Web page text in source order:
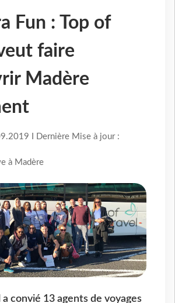
Fun : Top of
faire
Madère
I Dernière Mise à jour :
à Madère
a convié 13 agents de voyages